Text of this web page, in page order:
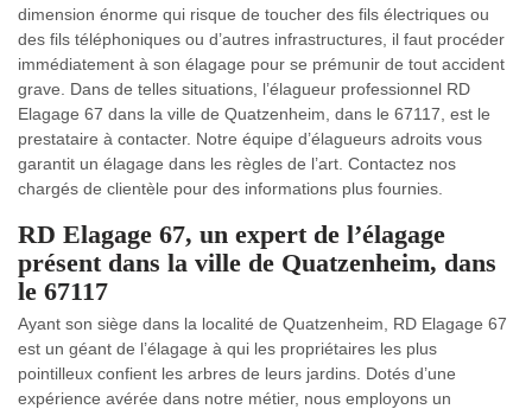
dimension énorme qui risque de toucher des fils électriques ou
des fils téléphoniques ou d’autres infrastructures, il faut procéder
immédiatement à son élagage pour se prémunir de tout accident
grave. Dans de telles situations, l’élagueur professionnel RD
Elagage 67 dans la ville de Quatzenheim, dans le 67117, est le
prestataire à contacter. Notre équipe d’élagueurs adroits vous
garantit un élagage dans les règles de l’art. Contactez nos
chargés de clientèle pour des informations plus fournies.
RD Elagage 67, un expert de l’élagage
présent dans la ville de Quatzenheim, dans
le 67117
Ayant son siège dans la localité de Quatzenheim, RD Elagage 67
est un géant de l’élagage à qui les propriétaires les plus
pointilleux confient les arbres de leurs jardins. Dotés d’une
expérience avérée dans notre métier, nous employons un